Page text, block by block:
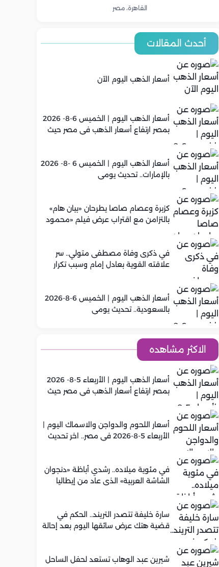
القاهرة، مصر
أحدث المقالات
أسعار الذهب اليوم الآن
أسعار الذهب اليوم | الخميس 6-8- 2026
بمصر ارتفاع أسعار الذهب في مصر حيث
أسعار الذهب اليوم | الخميس 6 -8- 2026
بالإمارات.. تحديث يومي
كزبرة وعصام صاصا يطرحان «بيان هام»
بالتزامن مع اقتراب عرض فيلم «محمود
في ذكرى وفاة مصطفى متولي.. سر
علاقته القوية بعادل إمام وسبب تكرار
أسعار الذهب اليوم | الخميس 6-8-2026
بالسعودية.. تحديث يومي
الاكثر مشاهده
أسعار الذهب اليوم | الأربعاء 5-8- 2026
بمصر ارتفاع أسعار الذهب في مصر حيث
أسعار اللحوم والدواجن والاسماك اليوم |
الأربعاء 5-8-2026 في مصر.. اخر تحديث
في مئوية ميلاده.. رشدي أباظة «دنجوان
الشاشة العربية» الذي عاد من إيطاليا
سارة خليفة تتصدر التريند.. الحكم في
قضية هتك عرض سائقها اليوم بعد إحالة
شيرين عبد الوهاب تستعد لحفل الساحل